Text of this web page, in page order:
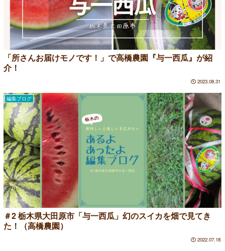
「所さんお届けモノです！」で高橋農園『与一西瓜』が紹
介！
2023.08.31
編集ブログ
＃2 栃木県大田原市「与一西瓜」幻のスイカを畑で見てき
た！（高橋農園）
2022.07.18